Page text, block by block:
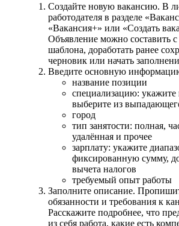
Создайте новую вакансию. В
работодателя в разделе
«Вакансия+» или «Создать
Объявление можно составить
шаблона, доработать ранее
черновик или начать
Введите основную
название позиции
специализацию:
выберите из
город
тип занятости: полная,
удалённая и прочее
зарплату: укажите
фиксированную сумму,
вычета налогов
требуемый опыт работы
Заполните описание.
обязанности и требования к
Расскажите подробнее, что
из себя работа, какие есть